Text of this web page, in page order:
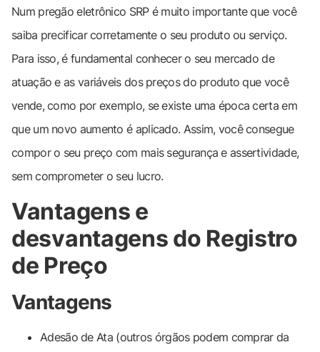
Num pregão eletrônico SRP é muito importante que você
saiba precificar corretamente o seu produto ou serviço.
Para isso, é fundamental conhecer o seu mercado de
atuação e as variáveis dos preços do produto que você
vende, como por exemplo, se existe uma época certa em
que um novo aumento é aplicado. Assim, você consegue
compor o seu preço com mais segurança e assertividade,
sem comprometer o seu lucro.
Vantagens e
desvantagens do Registro
de Preço
Vantagens
Adesão de Ata (outros órgãos podem comprar da